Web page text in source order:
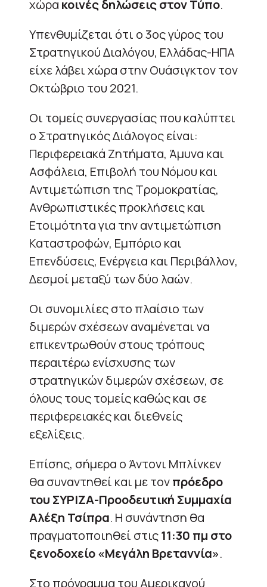
χώρα κοινές δηλώσεις στον Τύπο.
Υπενθυμίζεται ότι ο 3ος γύρος του
Στρατηγικού Διαλόγου, Ελλάδας-ΗΠΑ
είχε λάβει χώρα στην Ουάσιγκτον τον
Οκτώβριο του 2021.
Οι τομείς συνεργασίας που καλύπτει
ο Στρατηγικός Διάλογος είναι:
Περιφερειακά Ζητήματα, Άμυνα και
Ασφάλεια, Επιβολή του Νόμου και
Αντιμετώπιση της Τρομοκρατίας,
Ανθρωπιστικές προκλήσεις και
Ετοιμότητα για την αντιμετώπιση
Καταστροφών, Εμπόριο και
Επενδύσεις, Ενέργεια και Περιβάλλον,
Δεσμοί μεταξύ των δύο λαών.
Οι συνομιλίες στο πλαίσιο των
διμερών σχέσεων αναμένεται να
επικεντρωθούν στους τρόπους
περαιτέρω ενίσχυσης των
στρατηγικών διμερών σχέσεων, σε
όλους τους τομείς καθώς και σε
περιφερειακές και διεθνείς
εξελίξεις.
Επίσης, σήμερα ο Άντονι Μπλίνκεν
θα συναντηθεί και με τονπρόεδρο
του ΣΥΡΙΖΑ-Προοδευτική Συμμαχία
Αλέξη Τσίπρα. Η συνάντηση θα
πραγματοποιηθεί στις11:30 πμ στο
ξενοδοχείο «Μεγάλη Βρεταννία».
Στο πρόγραμμα του Αμερικανού